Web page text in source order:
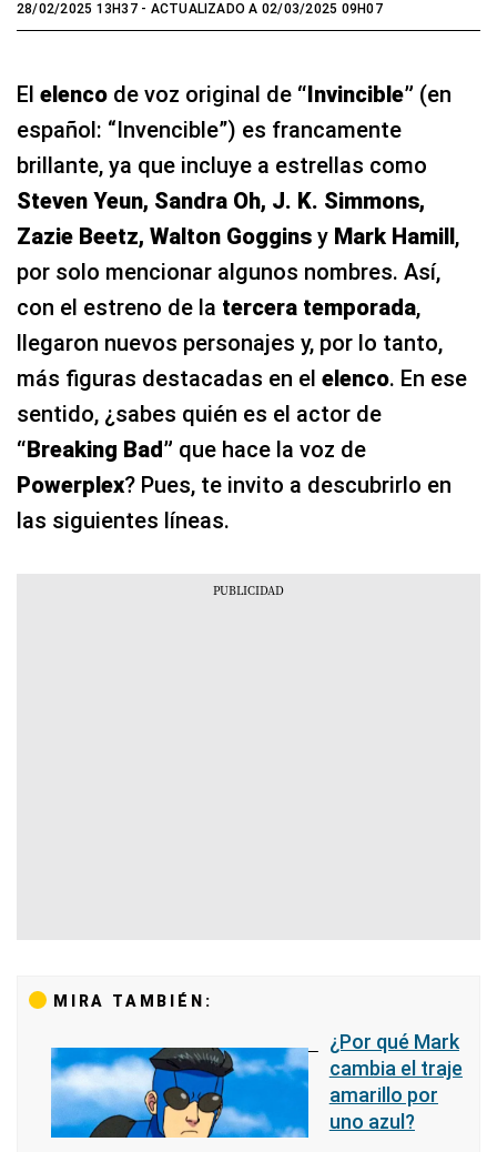
28/02/2025 13H37- ACTUALIZADO A 02/03/2025 09H07
El elenco de voz original de “Invincible” (en
español: “Invencible”) es francamente
brillante, ya que incluye a estrellas como
Steven Yeun, Sandra Oh, J. K. Simmons,
Zazie Beetz, Walton Goggins y Mark Hamill,
por solo mencionar algunos nombres. Así,
con el estreno de la tercera temporada,
llegaron nuevos personajes y, por lo tanto,
más figuras destacadas en el elenco. En ese
sentido, ¿sabes quién es el actor de
“Breaking Bad” que hace la voz de
Powerplex? Pues, te invito a descubrirlo en
las siguientes líneas.
MIRA TAMBIÉN:
¿Por qué Mark
cambia el traje
amarillo por
uno azul?